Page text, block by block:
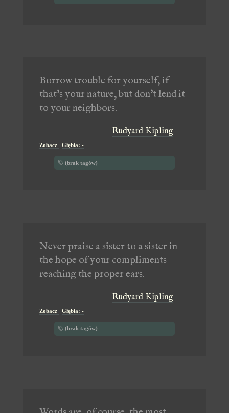
Borrow trouble for yourself, if
that's your nature, but don't lend it
to your neighbors.
Rudyard Kipling
Zobacz Głębia: -
(brak tagów)
Never praise a sister to a sister in
the hope of your compliments
reaching the proper ears.
Rudyard Kipling
Zobacz Głębia: -
(brak tagów)